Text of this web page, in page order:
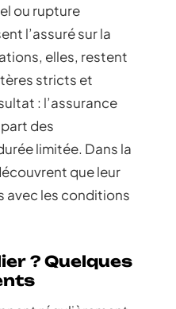
ou rupture
l’assuré sur la
elles, restent
stricts et
: l’assurance
des
limitée. Dans la
que leur
avec les conditions
? Quelques